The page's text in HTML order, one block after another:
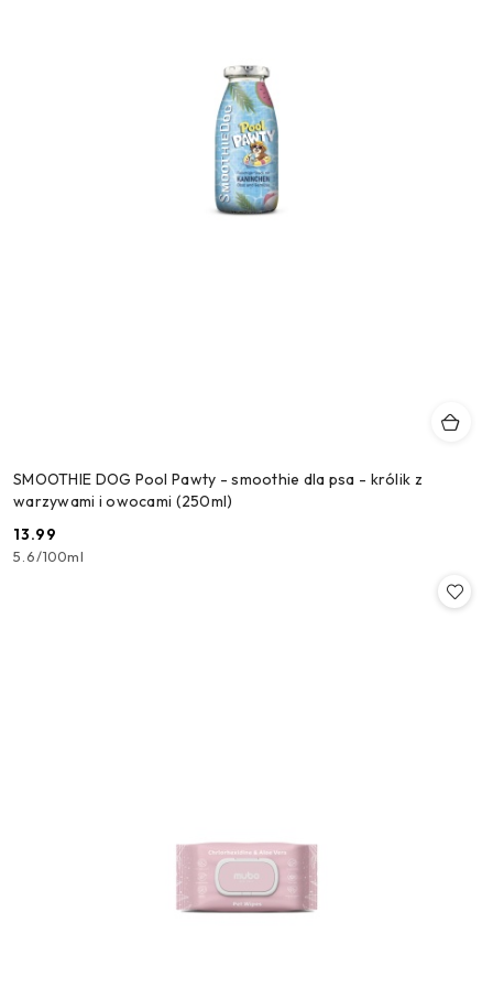
SMOOTHIE DOG Pool Pawty - smoothie dla psa - królik z
warzywami i owocami (250ml)
Cena:
13.99
5.6/100ml